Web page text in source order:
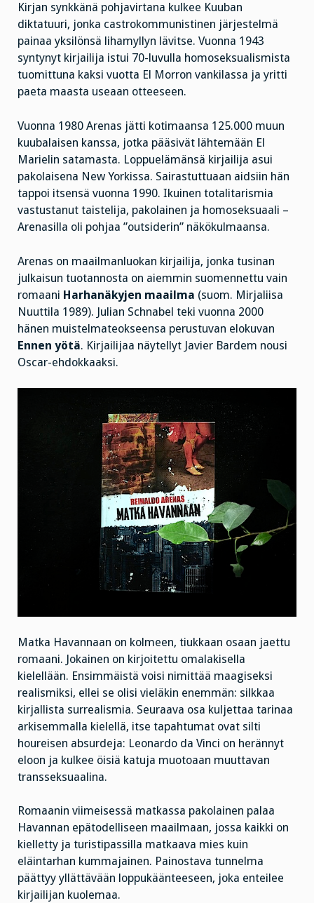
Kirjan synkkänä pohjavirtana kulkee Kuuban
diktatuuri, jonka castrokommunistinen järjestelmä
painaa yksilönsä lihamyllyn lävitse. Vuonna 1943
syntynyt kirjailija istui 70-luvulla homoseksualismista
tuomittuna kaksi vuotta El Morron vankilassa ja yritti
paeta maasta useaan otteeseen.
Vuonna 1980 Arenas jätti kotimaansa 125.000 muun
kuubalaisen kanssa, jotka pääsivät lähtemään El
Marielin satamasta. Loppuelämänsä kirjailija asui
pakolaisena New Yorkissa. Sairastuttuaan aidsiin hän
tappoi itsensä vuonna 1990. Ikuinen totalitarismia
vastustanut taistelija, pakolainen ja homoseksuaali –
Arenasilla oli pohjaa ”outsiderin” näkökulmaansa.
Arenas on maailmanluokan kirjailija, jonka tusinan
julkaisun tuotannosta on aiemmin suomennettu vain
romaani Harhanäkyjen maailma (suom. Mirjaliisa
Nuuttila 1989). Julian Schnabel teki vuonna 2000
hänen muistelmateokseensa perustuvan elokuvan
Ennen yötä. Kirjailijaa näytellyt Javier Bardem nousi
Oscar-ehdokkaaksi.
Matka Havannaan on kolmeen, tiukkaan osaan jaettu
romaani. Jokainen on kirjoitettu omalakisella
kielellään. Ensimmäistä voisi nimittää maagiseksi
realismiksi, ellei se olisi vieläkin enemmän: silkkaa
kirjallista surrealismia. Seuraava osa kuljettaa tarinaa
arkisemmalla kielellä, itse tapahtumat ovat silti
houreisen absurdeja: Leonardo da Vinci on herännyt
eloon ja kulkee öisiä katuja muotoaan muuttavan
transseksuaalina.
Romaanin viimeisessä matkassa pakolainen palaa
Havannan epätodelliseen maailmaan, jossa kaikki on
kielletty ja turistipassilla matkaava mies kuin
eläintarhan kummajainen. Painostava tunnelma
päättyy yllättävään loppukäänteeseen, joka enteilee
kirjailijan kuolemaa.